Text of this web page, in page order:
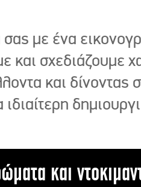
σας με ένα
και σχεδιάζουμε
και δίνοντας
ιδιαίτερη
και